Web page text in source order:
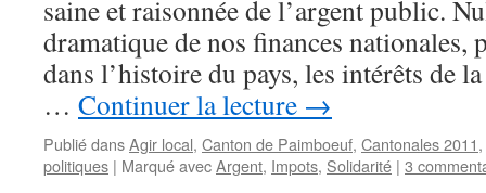
saine et raisonnée de l’argent public.
dramatique de nos finances nationales,
dans l’histoire du pays, les intérêts de
… Continuer la lecture →
Publié dansAgir local, Canton de Paimboeuf, Cantonales 2011,
politiques | Marqué avecArgent, Impots, Solidarité | 3